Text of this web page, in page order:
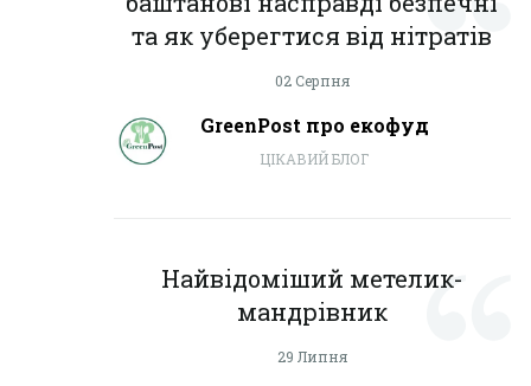
та як уберегтися від нітратів
02 Серпня
GreenPost про екофуд
ЦІКАВИЙ БЛОГ
Найвідоміший метелик-
мандрівник
29 Липня